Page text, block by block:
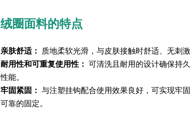
绒圈面料的特点
亲肤舒适： 质地柔软光滑，与皮肤接触时舒适、无刺激
耐用性和可重复使用性：
可清洗且耐用的设计确保持
性能。
牢固紧固： 与注塑挂钩配合使用效果良好，可实现牢固
可靠的固定。